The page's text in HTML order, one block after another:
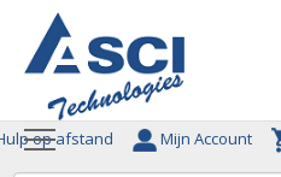
op afstand Mijn Account